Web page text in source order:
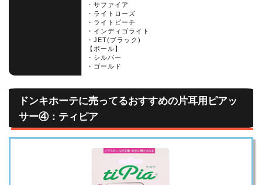
・サファイア
・ライトローズ
・ライトピーチ
・インディゴライト
・JET(ブラック)
【ボール】
・シルバー
・ゴールド
ドンキホーテに売ってるおすすめの片耳用ピアッ
サー④：ティピア